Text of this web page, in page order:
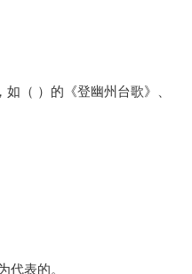
（ ）的《登幽州台歌》、
代表的。